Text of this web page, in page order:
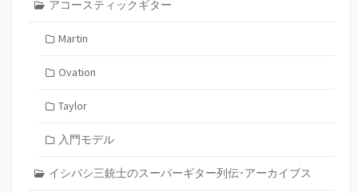
アコースティックギター
Martin
Ovation
Taylor
入門モデル
イシバシ三銃士のスーパーギター列伝･アーカイブス